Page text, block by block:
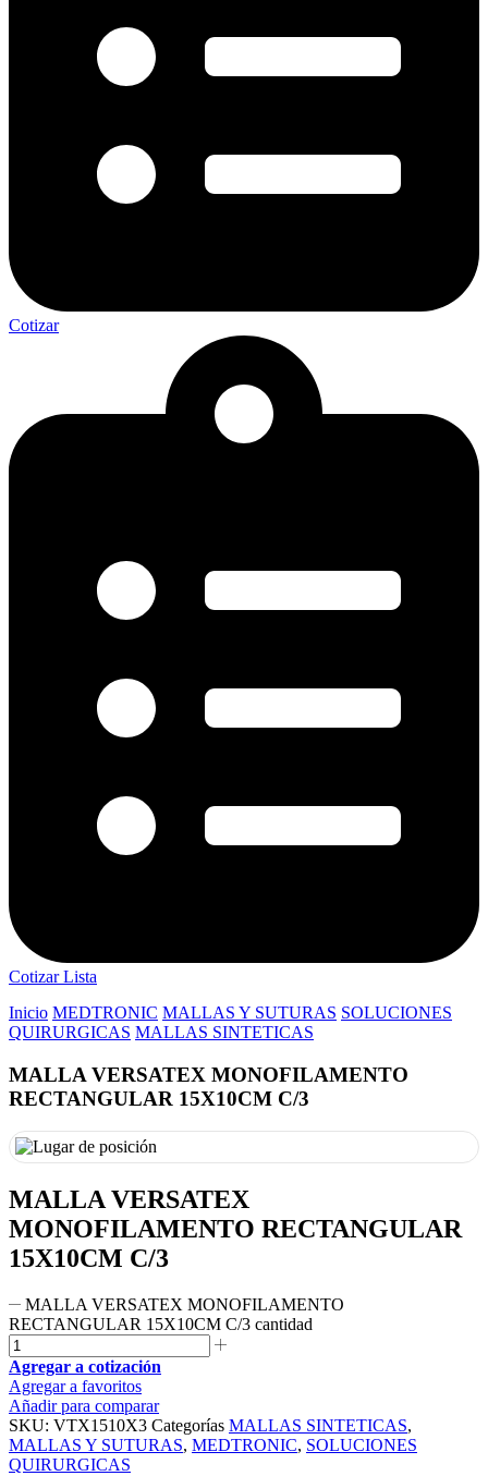
Cotizar
Cotizar Lista
Inicio MEDTRONIC MALLAS Y SUTURAS SOLUCIONES
QUIRURGICAS MALLAS SINTETICAS
MALLA VERSATEX MONOFILAMENTO
RECTANGULAR 15X10CM C/3
MALLA VERSATEX
MONOFILAMENTO RECTANGULAR
15X10CM C/3
MALLA VERSATEX MONOFILAMENTO
RECTANGULAR 15X10CM C/3 cantidad
Agregar a cotización
Agregar a favoritos
Añadir para comparar
SKU: VTX1510X3 Categorías MALLAS SINTETICAS,
MALLAS Y SUTURAS, MEDTRONIC, SOLUCIONES
QUIRURGICAS